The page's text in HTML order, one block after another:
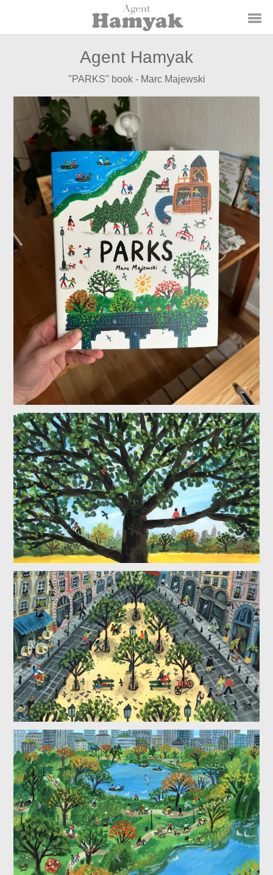
Agent Hamyak
"PARKS" book - Marc Majewski